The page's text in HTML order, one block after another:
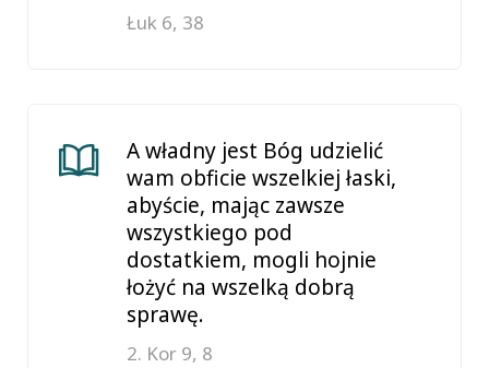
Łuk 6, 38
A władny jest Bóg udzielić
wam obficie wszelkiej łaski,
abyście, mając zawsze
wszystkiego pod
dostatkiem, mogli hojnie
łożyć na wszelką dobrą
sprawę.
2. Kor 9, 8